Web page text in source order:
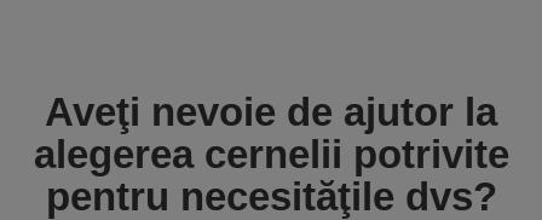
Aveţi nevoie de ajutor la
alegerea cernelii potrivite
pentru necesităţile dvs?